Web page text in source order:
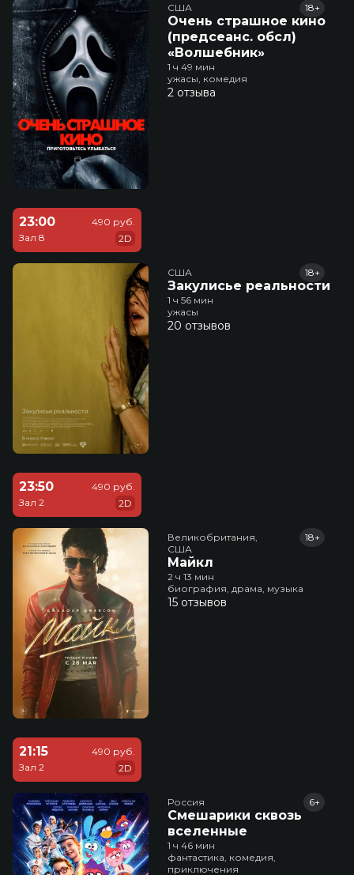
США
Очень страшное кино
(предсеанс. обсл)
«Волшебник»
18+
1 ч 49 мин
ужасы, комедия
2 отзыва
23:00
Зал 8
490 руб.
2D
США
Закулисье реальности
18+
1 ч 56 мин
ужасы
20 отзывов
23:50
Зал 2
490 руб.
2D
Великобритания,
США
Майкл
18+
2 ч 13 мин
биография, драма, музыка
15 отзывов
21:15
Зал 2
490 руб.
2D
Россия
Смешарики сквозь
вселенные
6+
1 ч 46 мин
фантастика, комедия,
приключения